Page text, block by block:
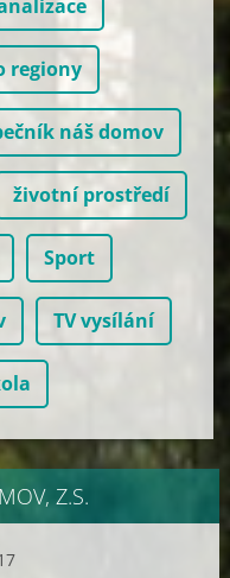
regiony
náš domov
životní prostředí
Sport
TV vysílání
Z.S.